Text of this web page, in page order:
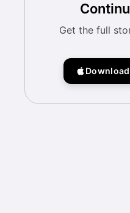
Get the full